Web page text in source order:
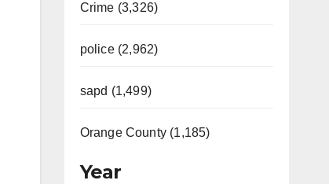
Crime (3,326)
police (2,962)
sapd (1,499)
Orange County (1,185)
Year